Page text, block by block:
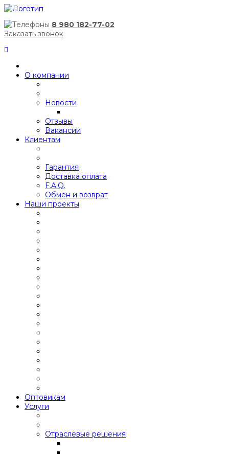
8 980 182-77-02
Заказать звонок
О компании
Новости
Отзывы
Вакансии
Клиентам
Гарантия
Доставка оплата
F.A.Q.
Обмен и возврат
Наши проекты
Оптовикам
Услуги
Отраслевые решения